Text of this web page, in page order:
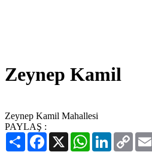
Zeynep Kamil
Zeynep Kamil Mahallesi
PAYLAŞ :
PaylaşFacebook
X WhatsAppLinkedIn
Copy
Link